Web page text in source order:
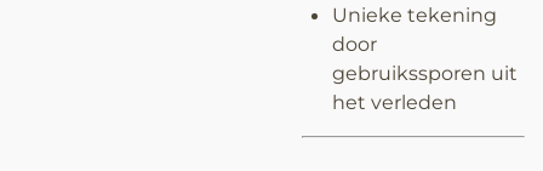
Unieke tekening
door
gebruikssporen uit
het verleden